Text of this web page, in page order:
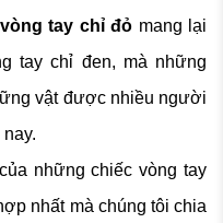
tay chỉ đỏ mang lại
tay chỉ đen, mà những
vật được nhiều người
những chiếc vòng tay
nhất mà chúng tôi chia